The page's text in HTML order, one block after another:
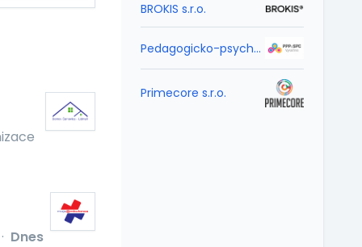
· Dnes
BROKIS s.r.o.
Pedagogicko-psychologická poradna a Speciálně pedagogické centrum Vysočina
Primecore s.r.o.